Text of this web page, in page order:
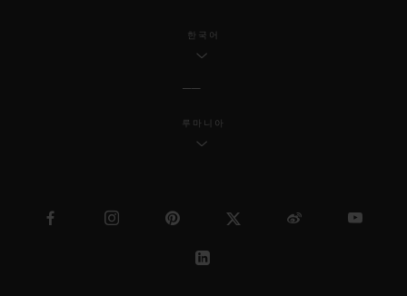
한국어
루마니아